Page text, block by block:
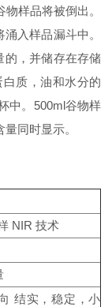
样品将被倒出。
入样品漏斗中。
的，并储存在存储
质，油和水分的
中。 500ml谷物样
同时显示。
NIR 技术
结实，稳定，小